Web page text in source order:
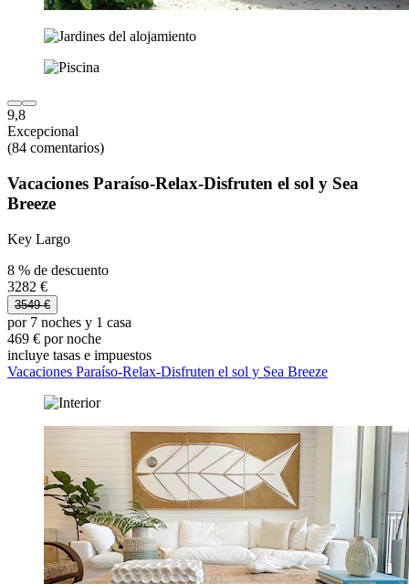
9,8
Excepcional
(84 comentarios)
Vacaciones Paraíso-Relax-Disfruten el sol y Sea
Breeze
Key Largo
8 % de descuento
3282 €
3549 €
por 7 noches y 1 casa
469 € por noche
incluye tasas e impuestos
Vacaciones Paraíso-Relax-Disfruten el sol y Sea Breeze